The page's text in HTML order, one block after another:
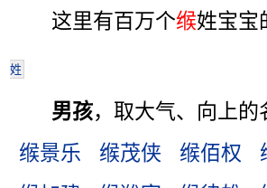
这里有百万个缑姓宝宝
姓
男孩，取大气、向上的
缑景乐
缑茂侠 缑佰权